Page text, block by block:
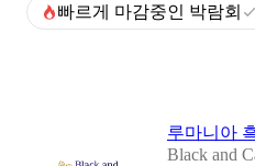
빠르게 마감중인 박람회